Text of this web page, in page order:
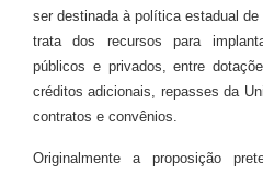
ser destinada à política estadual
trata dos recursos para
públicos e privados, entre
créditos adicionais, repasses da
contratos e convênios.
Originalmente a proposição